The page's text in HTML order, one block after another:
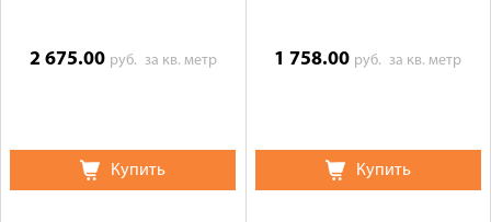
2 675.00 руб. за кв. метр
Купить
1 758.00 руб.за кв. метр
Купить